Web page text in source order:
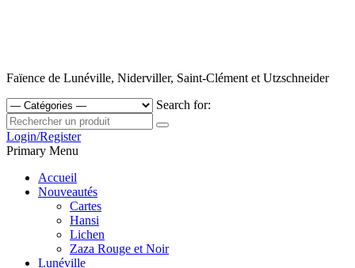
Faïence de Lunéville, Niderviller, Saint-Clément et Utzschneider
Search for:
Login/Register
Primary Menu
Accueil
Nouveautés
Cartes
Hansi
Lichen
Zaza Rouge et Noir
Lunéville